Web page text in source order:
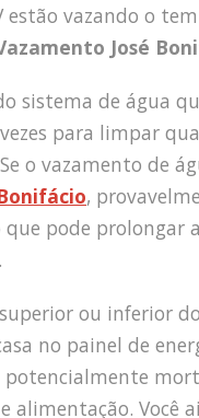
estão vazando o
José
sistema de água
para limpar
o vazamento de
,
pode prolongar
ou inferior
no painel de
Você